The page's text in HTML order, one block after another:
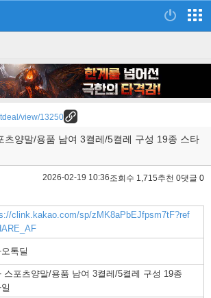
view/13250
츠양말/용품 남여 3켤레/5켤레 구성 19종 스타
2026-02-19 10:36조회수 1,715추천 0댓글 0
clink.kakao.com/sp/zMK8aPbEJfpsm7tF?ref
톡딜
스포츠양말/용품 남여 3켤레/5켤레 구성 19종